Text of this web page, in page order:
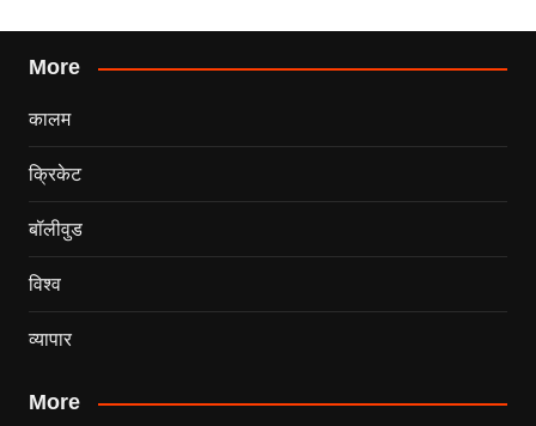
More
कालम
क्रिकेट
बॉलीवुड
विश्व
व्यापार
More